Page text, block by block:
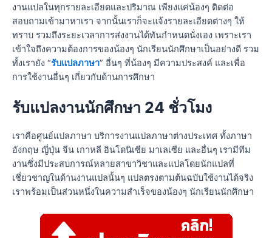
งานแปลในทุกรายละเอียดและปริมาณ เพียงแค่น้องๆ ติดต่อ
สอบถามเข้ามาหาเรา จากนั้นเราก็จะแจ้งรายละเอียดต่างๆ ให้
ทราบ รวมถึงระยะเวลาการส่งงานได้ทันกำหนดนั่งเอง เพราะเรา
เข้าใจถึงความต้องการของน้องๆ นักเรียนนักศึกษาเป็นอย่างดี รวม
ทั้งเรายัง “รับแปลภาษา” อื่นๆ ที่น้องๆ มีความประสงค์ และเพื่อ
การใช้งานอื่นๆ เกี่ยวกับด้านการศึกษา
รับแปลงานนักศึกษา 24 ชั่วโมง
เราคือศูนย์แปลภาษา บริการงานแปลภาษาต่างประเทศ ทั้งภาษา
อังกฤษ ญี่ปุ่น จีน เกาหลี อินโดนิเซีย มาเลเซีย และอื่นๆ เรามีทีม
งานซึ่งมีประสบการณ์หลายสาขาวิชาและแปลโดยนักแปลที่
เชี่ยวชาญในด้านงานแปลนั้นๆ แปลตรงตามต้นฉบับใช้งานได้จริง
เราพร้อมเป็นส่วนหนึ่งในความสำเร็จของน้องๆ นักเรียนนักศึกษา